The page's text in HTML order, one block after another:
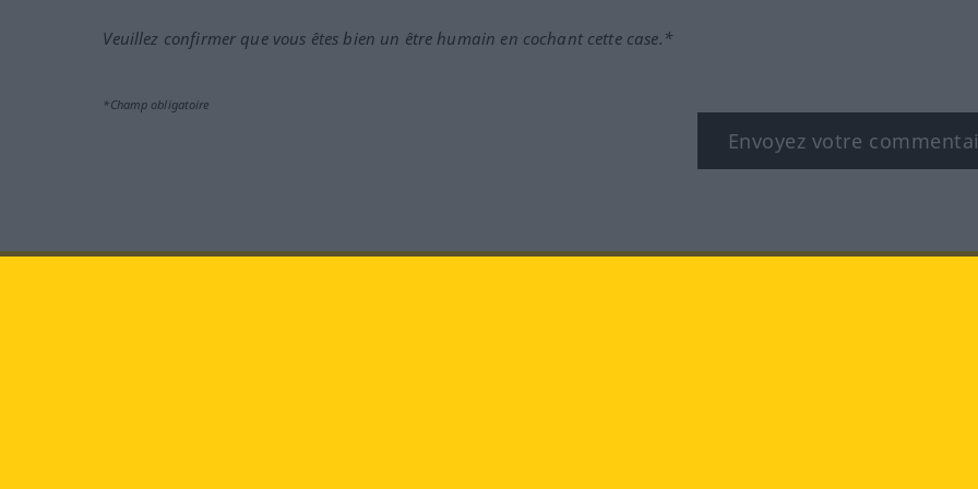
Veuillez confirmer que vous êtes bien un être humain en cochant cette case.*
*Champ obligatoire
Envoyez votre